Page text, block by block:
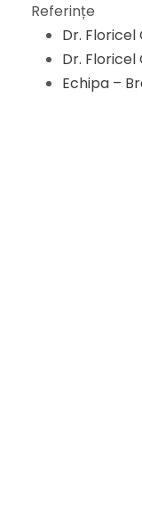
Referințe
Dr. Floricel
Dr.
Echipa –